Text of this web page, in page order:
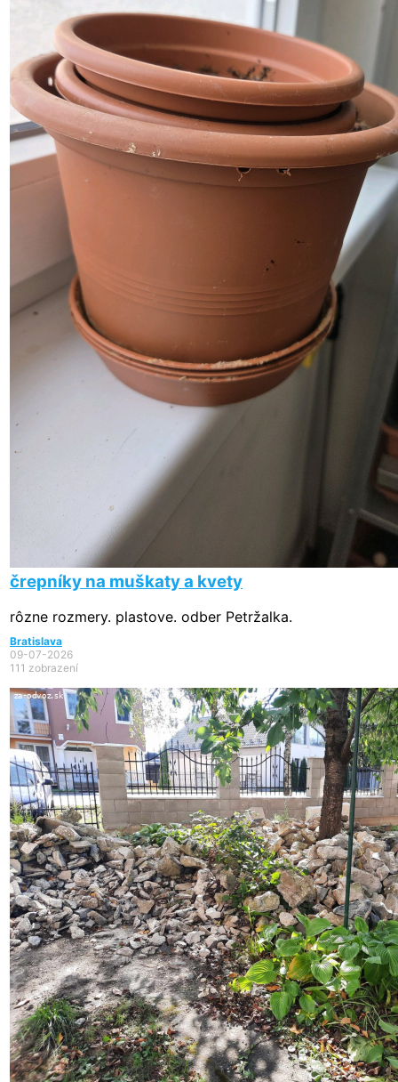
črepníky na muškaty a kvety
rôzne rozmery. plastove. odber Petržalka.
Bratislava
09-07-2026
111 zobrazení